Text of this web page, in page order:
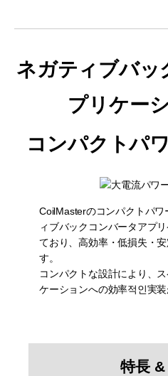
ネガティブバッ
プリケー
コンパクトパ
CoilMasterのコンパクトパ
ィブバックコンバータアプ
ており、高効率・低損失・
す。
コンパクトな設計により、
ケーションへの効率적인実装
特長 &